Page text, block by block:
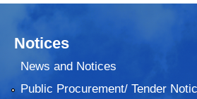
Notices
News and Notices
Public Procurement/ Tender